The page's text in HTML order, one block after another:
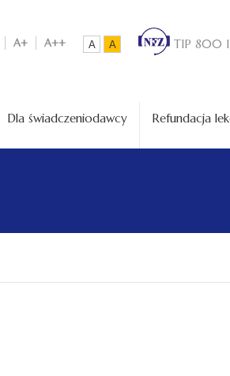
A+ A++ A A TIP 800
Dla świadczeniodawcy Refundacja